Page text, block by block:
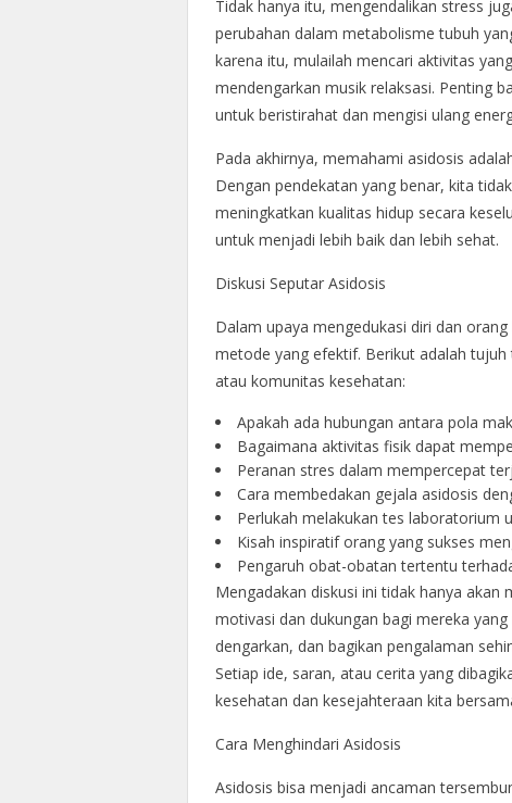
Tidak hanya itu, mengendalikan stress
perubahan dalam metabolisme tubuh
karena itu, mulailah mencari aktivitas
mendengarkan musik relaksasi. Penting
untuk beristirahat dan mengisi ulang
Pada akhirnya, memahami asidosis
Dengan pendekatan yang benar, kita
meningkatkan kualitas hidup secara
untuk menjadi lebih baik dan lebih sehat.
Diskusi Seputar Asidosis
Dalam upaya mengedukasi diri dan
metode yang efektif. Berikut adalah
atau komunitas kesehatan:
Apakah ada hubungan antara pola
Bagaimana aktivitas fisik dapat
Peranan stres dalam mempercepat
Cara membedakan gejala asidosis
Perlukah melakukan tes laboratorium
Kisah inspiratif orang yang sukses
Pengaruh obat-obatan tertentu
Mengadakan diskusi ini tidak hanya
motivasi dan dukungan bagi mereka
dengarkan, dan bagikan pengalaman
Setiap ide, saran, atau cerita yang
kesehatan dan kesejahteraan kita
Cara Menghindari Asidosis
Asidosis bisa menjadi ancaman